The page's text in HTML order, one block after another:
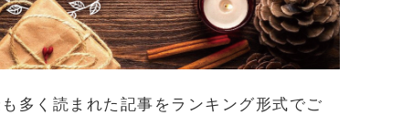
多く読まれた記事をランキング形式でご